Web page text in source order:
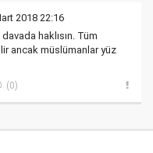
2018 22:16
haklısın. Tüm
ancak müslümanlar yüz
(0)